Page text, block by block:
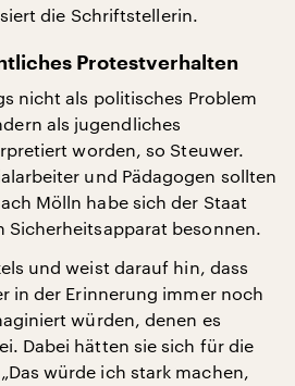
die Schriftstellerin.
Protestverhalten
nicht als politisches Problem
als jugendliches
worden, so Steuwer.
und Pädagogen sollten
Mölln habe sich der Staat
Sicherheitsapparat besonnen.
und weist darauf hin, dass
in der Erinnerung immer noch
würden, denen es
Dabei hätten sie sich für die
würde ich stark machen,